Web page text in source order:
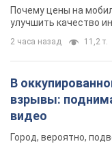
Почему цены на
улучшить качество
2 часа назад 11,2 т.
В
взрывы:
видео
Город, вероятно,